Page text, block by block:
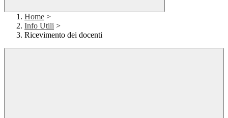
Home >
Info Utili >
Ricevimento dei docenti